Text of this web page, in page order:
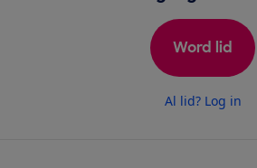
Word lid
Al lid? Log in